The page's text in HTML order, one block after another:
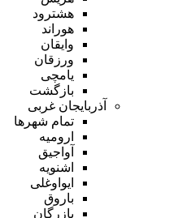
هشترود
هوراند
وایقان
ورزقان
یامچی
بازگشت
آذربایجان غربی
تمام شهر‌ها
ارومیه
آواجیق
اشنویه
ایواوغلی
باروق
بازرگان